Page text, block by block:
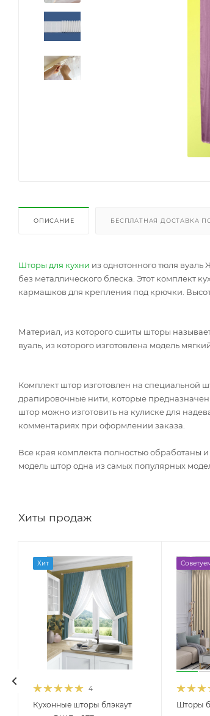
ОПИСАНИЕ БЕСПЛАТНАЯ ДОСТАВКА
Шторы для кухни из однотонного тюля вуаль
без металлического блеска. Этот комплект
кармашков для крепления под крючки.
Материал, из которого сшиты шторы
вуаль, из которого изготовлена модель
Комплект штор изготовлен на специальной
драпировочные нити, которые
штор можно изготовить на кулиске для
комментариях при оформлении заказа.
Все края комплекта полностью обработаны
модель штор одна из самых популярных
Хиты продаж
Хит
4
Кухонные шторы блэкаут
Шторы